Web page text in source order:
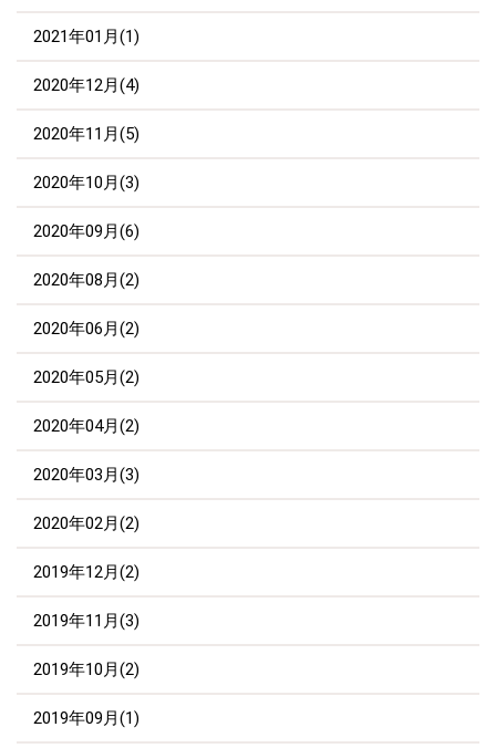
2021年01月(1)
2020年12月(4)
2020年11月(5)
2020年10月(3)
2020年09月(6)
2020年08月(2)
2020年06月(2)
2020年05月(2)
2020年04月(2)
2020年03月(3)
2020年02月(2)
2019年12月(2)
2019年11月(3)
2019年10月(2)
2019年09月(1)